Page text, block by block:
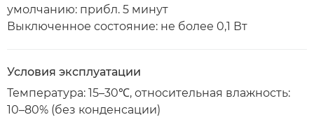
умолчанию: прибл. 5 минут
Выключенное состояние: не более 0,1 Вт
Условия эксплуатации
Температура: 15–30℃, относительная влажность:
10–80% (без конденсации)